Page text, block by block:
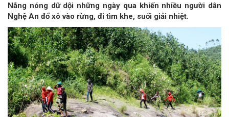
Nắng nóng dữ dội những ngày qua khiến nhiều người dân
Nghệ An đổ xô vào rừng, đi tìm khe, suối giải nhiệt.